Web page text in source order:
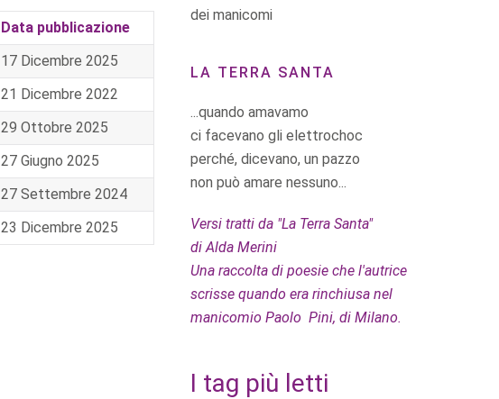
Data pubblicazione
17 Dicembre 2025
21 Dicembre 2022
29 Ottobre 2025
27 Giugno 2025
27 Settembre 2024
23 Dicembre 2025
dei manicomi
LA TERRA SANTA
...quando amavamo
ci facevano gli elettrochoc
perché, dicevano, un pazzo
non può amare nessuno...
Versi tratti da "La Terra Santa"
di Alda Merini
Una raccolta di poesie che l'autrice
scrisse quando era rinchiusa nel
manicomio Paolo Pini, di Milano.
I tag più letti